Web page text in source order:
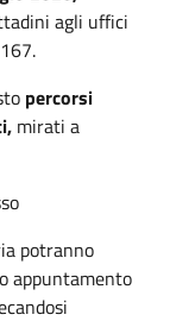
agli uffici
percorsi
mirati a
potranno
appuntamento